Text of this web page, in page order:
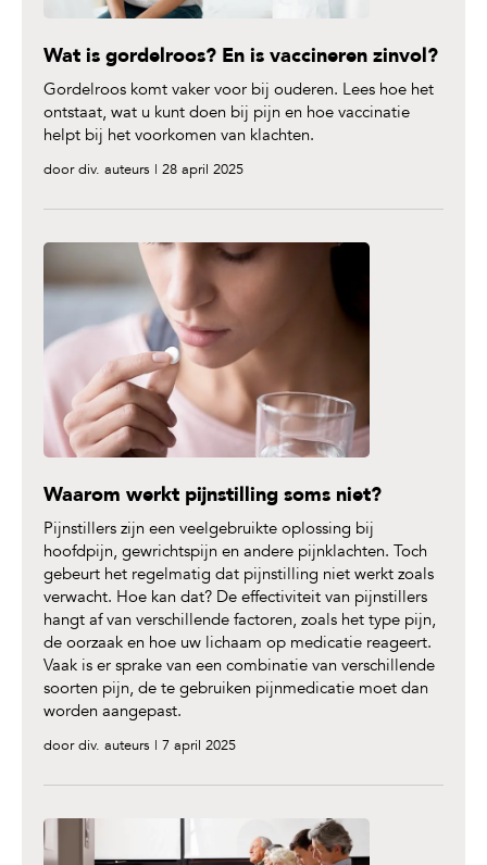
Wat is gordelroos? En is vaccineren zinvol?
Gordelroos komt vaker voor bij ouderen. Lees hoe het
ontstaat, wat u kunt doen bij pijn en hoe vaccinatie
helpt bij het voorkomen van klachten.
door div. auteurs | 28 april 2025
Waarom werkt pijnstilling soms niet?
Pijnstillers zijn een veelgebruikte oplossing bij
hoofdpijn, gewrichtspijn en andere pijnklachten. Toch
gebeurt het regelmatig dat pijnstilling niet werkt zoals
verwacht. Hoe kan dat? De effectiviteit van pijnstillers
hangt af van verschillende factoren, zoals het type pijn,
de oorzaak en hoe uw lichaam op medicatie reageert.
Vaak is er sprake van een combinatie van verschillende
soorten pijn, de te gebruiken pijnmedicatie moet dan
worden aangepast.
door div. auteurs | 7 april 2025